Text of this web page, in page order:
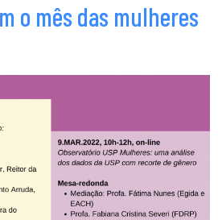
o mês das mulheres